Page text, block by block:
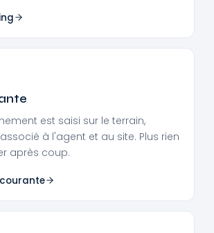
est saisi sur le terrain,
à l'agent et au site. Plus rien
après coup.